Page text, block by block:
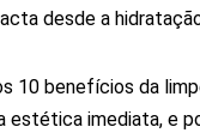
desde a
10 benefícios da
estética imediata, e